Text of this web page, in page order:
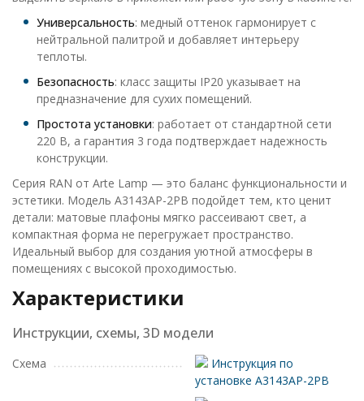
Универсальность: медный оттенок гармонирует с
нейтральной палитрой и добавляет интерьеру
теплоты.
Безопасность: класс защиты IP20 указывает на
предназначение для сухих помещений.
Простота установки: работает от стандартной сети
220 В, а гарантия 3 года подтверждает надежность
конструкции.
Серия RAN от Arte Lamp — это баланс функциональности и
эстетики. Модель A3143AP-2PB подойдет тем, кто ценит
детали: матовые плафоны мягко рассеивают свет, а
компактная форма не перегружает пространство.
Идеальный выбор для создания уютной атмосферы в
помещениях с высокой проходимостью.
Характеристики
Инструкции, схемы, 3D модели
Схема
Инструкция по
установке A3143AP-2PB